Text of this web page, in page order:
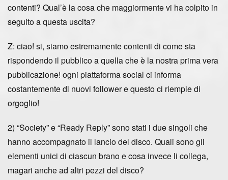
contenti? Qual’è la cosa che maggiormente vi ha colpito in
seguito a questa uscita?
Z: ciao! si, siamo estremamente contenti di come sta
rispondendo il pubblico a quella che è la nostra prima vera
pubblicazione! ogni piattaforma social ci informa
costantemente di nuovi follower e questo ci riempie di
orgoglio!
2) “Society” e “Ready Reply” sono stati i due singoli che
hanno accompagnato il lancio del disco. Quali sono gli
elementi unici di ciascun brano e cosa invece li collega,
magari anche ad altri pezzi del disco?